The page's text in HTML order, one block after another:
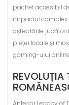
pachet accesibil
impactul complex
așteptările
pieței locale și
gaming-ului
REVOLUȚIA
Anterior Legacy of